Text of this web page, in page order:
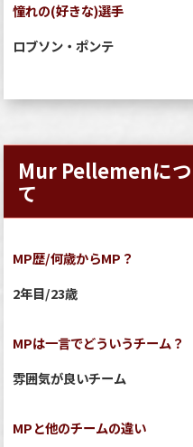
憧れの(好きな)選手
ロブソン・ポンテ
Mur Pellemenに
て
MP歴/何歳からMP？
2年目/23歳
MPは一言でどういうチーム？
雰囲気が良いチーム
MPと他のチームの違い